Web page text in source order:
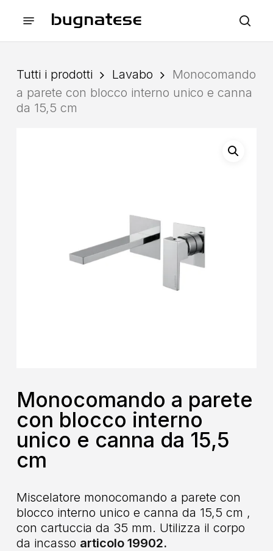
Menu
Tutti i prodotti Lavabo
Monocomando
a parete con blocco interno unico e canna
da 15,5 cm
Monocomando a parete
con blocco interno
unico e canna da 15,5
cm
Miscelatore monocomando a parete con
blocco interno unico e canna da 15,5 cm ,
con cartuccia da 35 mm. Utilizza il corpo
da incasso articolo 19902.